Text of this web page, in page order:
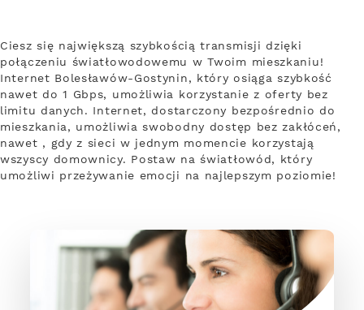
Ciesz się największą szybkością transmisji dzięki
połączeniu światłowodowemu w Twoim mieszkaniu!
Internet Bolesławów-Gostynin, który osiąga szybkość
nawet do 1 Gbps, umożliwia korzystanie z oferty bez
limitu danych. Internet, dostarczony bezpośrednio do
mieszkania, umożliwia swobodny dostęp bez zakłóceń,
nawet , gdy z sieci w jednym momencie korzystają
wszyscy domownicy. Postaw na światłowód, który
umożliwi przeżywanie emocji na najlepszym poziomie!